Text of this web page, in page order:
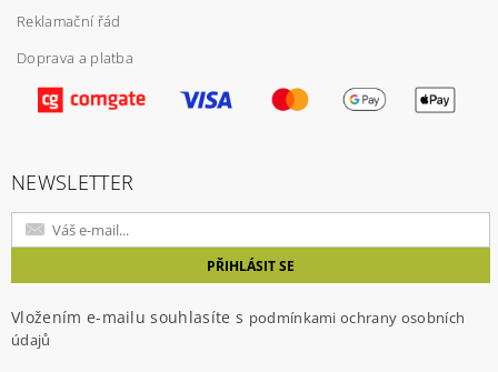
Vložením hodnocení souhlasíte spodmínkami
ochrany osobních údajů
Reklamační řád
Doprava a platba
NEWSLETTER
Vložením e-mailu souhlasíte s podmínkami ochrany osobních
údajů